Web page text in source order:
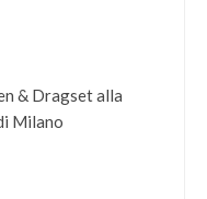
& Dragset alla
Milano